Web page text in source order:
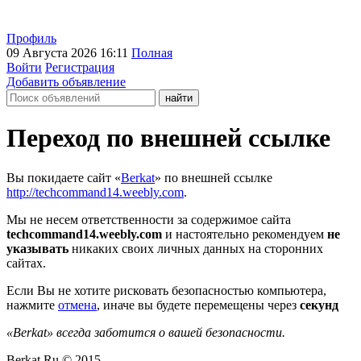
Профиль
09 Августа 2026 16:11 Полная
Войти Регистрация
Добавить объявление
Переход по внешней ссылке
Вы покидаете сайт «Berkat» по внешней ссылке
http://techcommand14.weebly.com.
Мы не несем ответственности за содержимое сайта
techcommand14.weebly.com и настоятельно рекомендуем не
указывать никаких своих личных данных на сторонних
сайтах.
Если Вы не хотите рисковать безопасностью компьютера,
нажмите отмена, иначе вы будете перемещены через секунд
«Berkat» всегда заботится о вашей безопасности.